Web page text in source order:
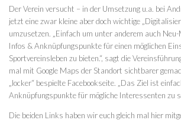
Der Verein versucht – in der Umsetzung u.a. bei
jetzt eine zwar kleine aber doch wichtige
umzusetzen. „Einfach um unter anderem auch
Infos & Anknüpfungspunkte für einen möglichen
Sportvereinsleben zu bieten.“, sagt die
mal mit Google Maps der Standort sichtbarer
„locker“ bespielte Facebookseite. „Das Ziel ist
Anknüpfungspunkte für mögliche Interessenten zu
Die beiden Links haben wir euch gleich mal hier